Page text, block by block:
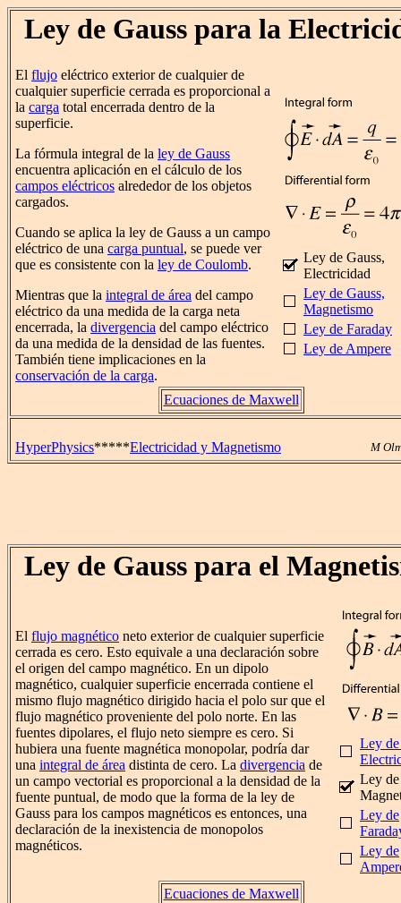
Ley de Gauss para la
El flujo eléctrico exterior de cualquier de
cualquier superficie cerrada es proporcional a
la carga total encerrada dentro de la
superficie.
La fórmula integral de la ley de Gauss
encuentra aplicación en el cálculo de los
campos eléctricos alrededor de los objetos
cargados.
Cuando se aplica la ley de Gauss a un campo
eléctrico de una carga puntual, se puede ver
que es consistente con la ley de Coulomb.
Mientras que la integral de área del campo
eléctrico da una medida de la carga neta
encerrada, la divergencia del campo eléctrico
da una medida de la densidad de las fuentes.
También tiene implicaciones en la
conservación de la carga.
Ley de Gauss,
Electricidad
Ley de Gauss,
Magnetismo
Ley de Faraday
Ley de Ampere
Ecuaciones de Maxwell
HyperPhysics*****Electricidad y Magnetismo M
Ley de Gauss para el
El flujo magnético neto exterior de cualquier superficie
cerrada es cero. Esto equivale a una declaración sobre
el origen del campo magnético. En un dipolo
magnético, cualquier superficie encerrada contiene el
mismo flujo magnético dirigido hacia el polo sur que el
flujo magnético proveniente del polo norte. En las
fuentes dipolares, el flujo neto siempre es cero. Si
hubiera una fuente magnética monopolar, podría dar
una integral de área distinta de cero. La divergencia de
un campo vectorial es proporcional a la densidad de la
fuente puntual, de modo que la forma de la ley de
Gauss para los campos magnéticos es entonces, una
declaración de la inexistencia de monopolos
magnéticos.
Ley de
Ley de
Ley de
Ley de
Ecuaciones de Maxwell